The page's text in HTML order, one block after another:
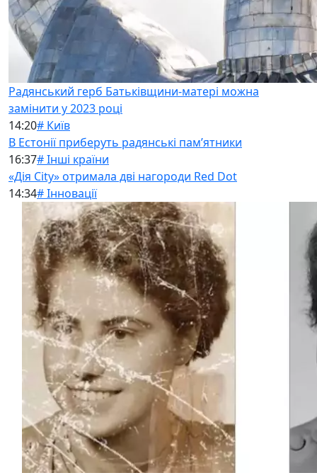
Радянський герб Батьківщини-матері можна
замінити у 2023 році
14:20# Київ
В Естонії приберуть радянські памʼятники
16:37# Інші країни
«Дія City» отримала дві нагороди Red Dot
14:34# Інновації